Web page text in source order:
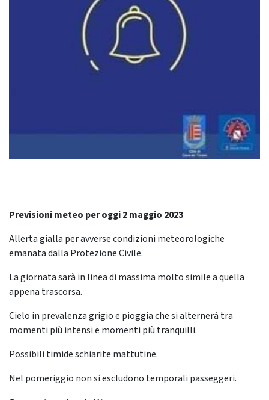
Previsioni meteo per oggi 2 maggio 2023
Allerta gialla per avverse condizioni meteorologiche
emanata dalla Protezione Civile.
La giornata sarà in linea di massima molto simile a quella
appena trascorsa.
Cielo in prevalenza grigio e pioggia che si alternerà tra
momenti più intensi e momenti più tranquilli.
Possibili timide schiarite mattutine.
Nel pomeriggio non si escludono temporali passeggeri.